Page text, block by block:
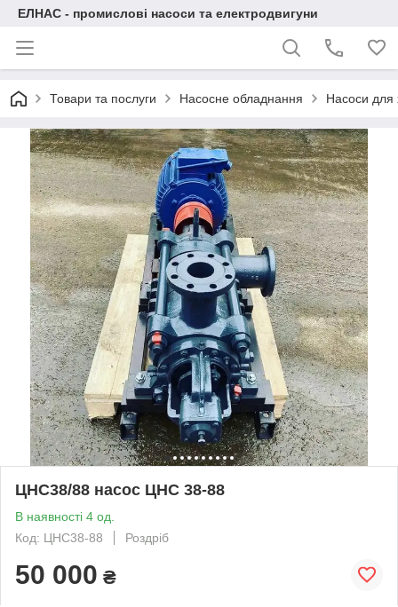
ЕЛНАС - промислові насоси та електродвигуни
Товари та послуги Насосне обладнання Насоси для
ЦНС38/88 насос ЦНС 38-88
В наявності 4 од.
Код: ЦНС38-88
Роздріб
50 000 ₴